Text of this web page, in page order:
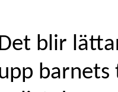
blir
barnets